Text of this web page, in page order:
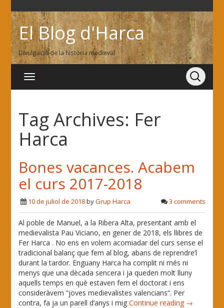
El Blog d'Harca
Divulgació de la història medieval
Tag Archives: Fer
Harca
Bones vacances. Acabem
el curs 2017-2018
10 de juliol de 2018byGrup Harca 3 comments
Al poble de Manuel, a la Ribera Alta, presentant amb el
medievalista Pau Viciano, en gener de 2018, els llibres de
Fer Harca . No ens en volem acomiadar del curs sense el
tradicional balanç que fem al blog, abans de reprendre’l
durant la tardor. Enguany Harca ha complit ni més ni
menys que una dècada sencera i ja queden molt lluny
aquells temps en què estaven fem el doctorat i ens
consideràvem “joves medievalistes valencians“. Per
contra, fa ja un parell d’anys i migContinue reading →